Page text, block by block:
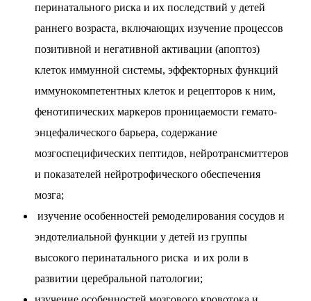
перинатального риска и их последствий у детей
раннего возраста, включающих изучение процессов
позитивной и негативной активации (апоптоз)
клеток иммунной системы, эффекторных функций
иммунокомпетентных клеток и рецепторов к ним,
фенотипических маркеров проницаемости гемато-
энцефалического барьера, содержание
мозгоспецифических пептидов, нейротрансмиттеров
и показателей нейротрофического обеспечения
мозга;
изучение особенностей ремоделирования сосудов и
эндотелиальной функции у детей из группы
высокого перинатального риска и их роли в
развитии церебральной патологии;